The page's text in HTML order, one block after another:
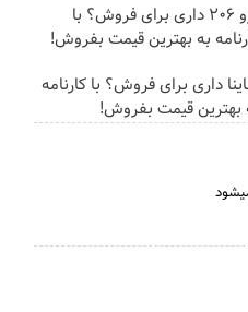
پژو 206 داری برای فروش؟ با
به بهترین قیمت بفروش!
داری برای فروش؟ با کارنامه
بهترین قیمت بفروش!